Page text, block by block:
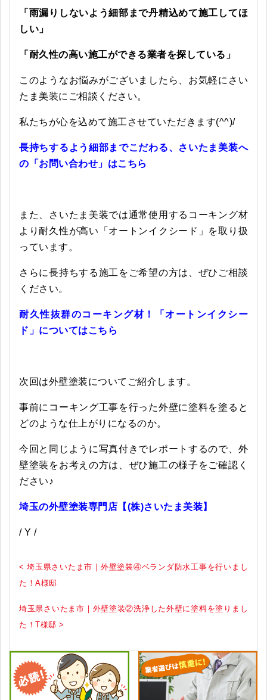
「雨漏りしないよう細部まで丹精込めて施工してほ
しい」
「耐久性の高い施工ができる業者を探している」
このようなお悩みがございましたら、お気軽にさい
たま美装にご相談ください。
私たちが心を込めて施工させていただきます(^^)/
長持ちするよう細部までこだわる、さいたま美装へ
の「お問い合わせ」はこちら
また、さいたま美装では通常使用するコーキング材
より耐久性が高い「オートンイクシード」を取り扱
っています。
さらに長持ちする施工をご希望の方は、ぜひご相談
ください。
耐久性抜群のコーキング材！「オートンイクシー
ド」についてはこちら
次回は外壁塗装についてご紹介します。
事前にコーキング工事を行った外壁に塗料を塗ると
どのような仕上がりになるのか。
今回と同じように写真付きでレポートするので、外
壁塗装をお考えの方は、ぜひ施工の様子をご確認く
ださい♪
埼玉の外壁塗装専門店【(株)さいたま美装】
/ Y /
< 埼玉県さいたま市｜外壁塗装④ベランダ防水工事を行いまし
た！A様邸
埼玉県さいたま市｜外壁塗装②洗浄した外壁に塗料を塗りまし
た！T様邸 >